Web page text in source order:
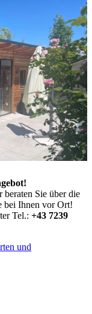
beraten Sie über die
bei Ihnen vor Ort!
Tel.: +43 7239
und